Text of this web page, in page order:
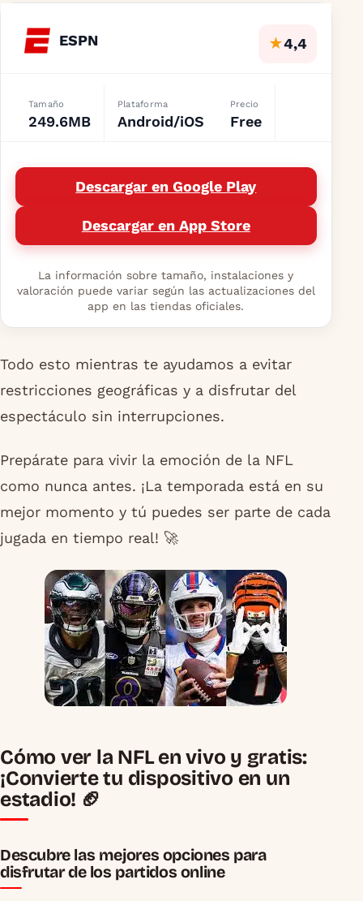
ESPN ★4,4
Tamaño
249.6MB
Plataforma
Android/iOS
Precio
Free
Descargar en Google Play
Descargar en App Store
La información sobre tamaño, instalaciones y
valoración puede variar según las actualizaciones del
app en las tiendas oficiales.
Todo esto mientras te ayudamos a evitar
restricciones geográficas y a disfrutar del
espectáculo sin interrupciones.
Prepárate para vivir la emoción de la NFL
como nunca antes. ¡La temporada está en su
mejor momento y tú puedes ser parte de cada
jugada en tiempo real! 🚀
Cómo ver la NFL en vivo y gratis:
¡Convierte tu dispositivo en un
estadio! 🏈
Descubre las mejores opciones para
disfrutar de los partidos online